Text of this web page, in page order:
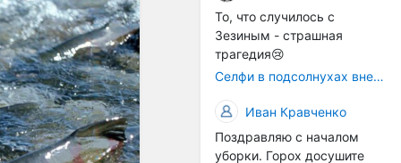
кадрами. Их надо будет
все больше, чтобы
затыкать
образовывающиеся
технологические дыры. И
это в рамках
существующих реалий для
людей принимающих
решения как раз хорошо,
То, что случилось с
Зезиным - страшная
трагедия😢
Селфи в подсолнухах вне закона: За проникновение на сельхозземли без разрешения хотят штрафовать
Иван Кравченко
Поздравляю с началом
уборки. Горох досушите